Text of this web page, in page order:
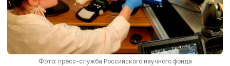
Фото: пресс-служба Российского научного фонда